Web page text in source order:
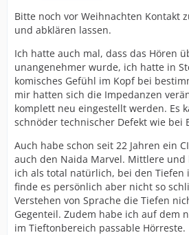
Bitte noch vor Weihnachten Kontakt
und abklären lassen.
Ich hatte auch mal, dass das Hören
unangenehmer wurde, ich hatte in
komisches Gefühl im Kopf bei
mir hatten sich die Impedanzen
komplett neu eingestellt werden. Es
schnöder technischer Defekt wie bei
Auch habe schon seit 22 Jahren ein
auch den Naida Marvel. Mittlere und
ich als total natürlich, bei den Tiefen
finde es persönlich aber nicht so
Verstehen von Sprache die Tiefen
Gegenteil. Zudem habe ich auf dem
im Tieftonbereich passable Hörreste.